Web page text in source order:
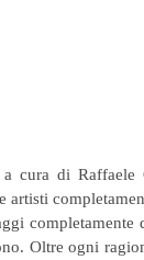
cura di Raffaele
artisti
completamente
Oltre ogni